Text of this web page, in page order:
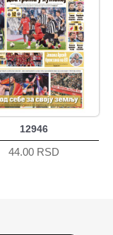
12946
44.00 RSD